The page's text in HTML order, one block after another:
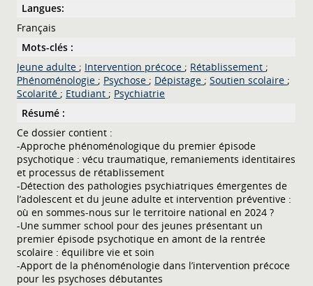
Langues:
Français
Mots-clés :
Jeune adulte ; Intervention précoce ; Rétablissement ;
Phénoménologie ; Psychose ; Dépistage ; Soutien scolaire ;
Scolarité ; Etudiant ; Psychiatrie
Résumé :
Ce dossier contient :
-Approche phénoménologique du premier épisode
psychotique : vécu traumatique, remaniements identitaires
et processus de rétablissement
-Détection des pathologies psychiatriques émergentes de
l’adolescent et du jeune adulte et intervention préventive :
où en sommes-nous sur le territoire national en 2024 ?
-Une summer school pour des jeunes présentant un
premier épisode psychotique en amont de la rentrée
scolaire : équilibre vie et soin
-Apport de la phénoménologie dans l’intervention précoce
pour les psychoses débutantes